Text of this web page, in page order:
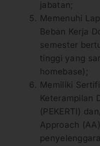
jabatan;
Memenuhi
Beban Kerja
semester
tinggi yang
homebase);
Memiliki
Keterampilan
(PEKERTI)
Approach